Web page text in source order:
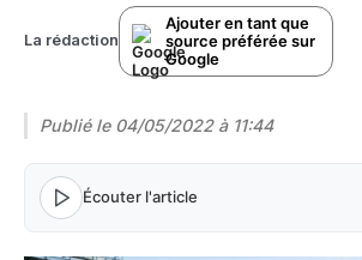
La rédaction
Ajouter en tant que
source préférée sur
Google
Publié le 04/05/2022 à 11:44
Écouter l'article